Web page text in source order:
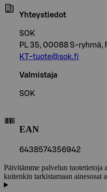
Yhteystiedot
SOK
PL 35, 00088 S-ryhmä,
KT-tuote@sok.fi
Valmistaja
SOK
EAN
6438574356942
Päivitämme palvelun tuotetietoja
kuitenkin tarkistamaan ainesosat